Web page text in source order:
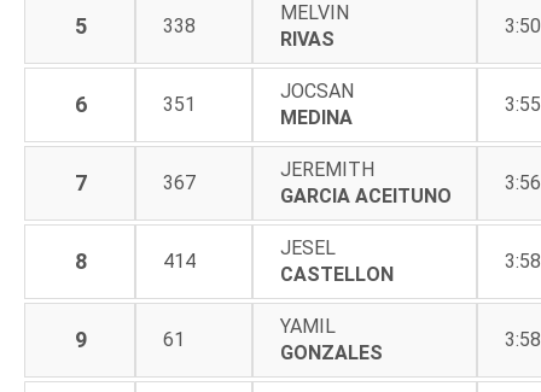
5 338
MELVIN
RIVAS
3:50
6 351
JOCSAN
MEDINA
3:55
7 367
JEREMITH
GARCIA ACEITUNO
3:56
8 414
JESEL
CASTELLON
3:58
9 61
YAMIL
GONZALES
3:58